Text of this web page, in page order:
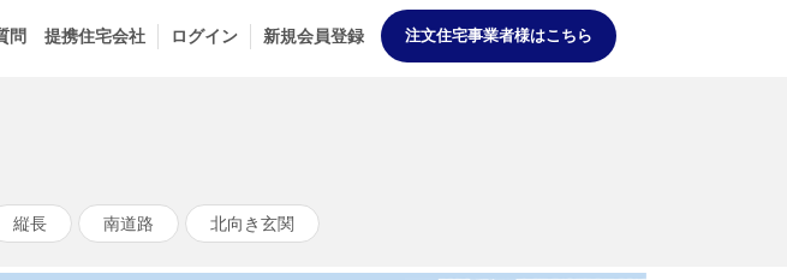
問 提携住宅会社 ログイン 新規会員登録 注文住宅事業者様はこちら
縦長 南道路 北向き玄関